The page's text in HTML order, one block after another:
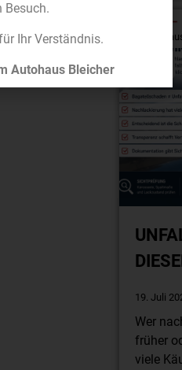
19. Juli
Wer
früher
viele
Besuch.
Ihr Verständnis.
Autohaus Bleicher